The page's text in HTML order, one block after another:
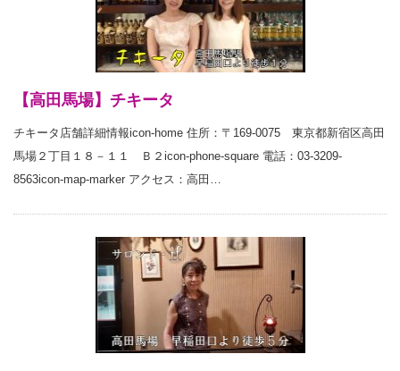
【高田馬場】チキータ
チキータ店舗詳細情報icon-home 住所：〒169-0075 東京都新宿区高田
馬場２丁目１８－１１ Ｂ２icon-phone-square 電話：03-3209-
8563icon-map-marker アクセス：高田…